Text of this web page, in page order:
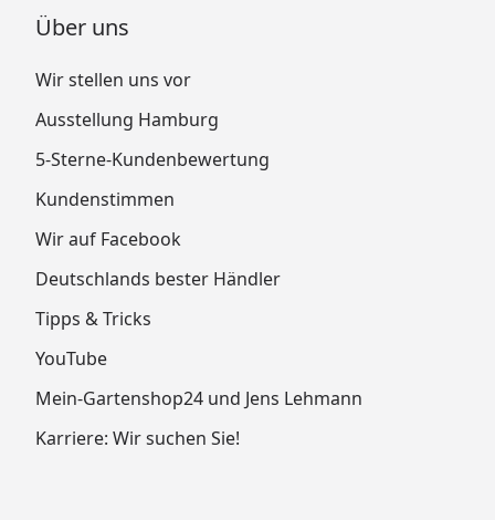
Über uns
Wir stellen uns vor
Ausstellung Hamburg
5-Sterne-Kundenbewertung
Kundenstimmen
Wir auf Facebook
Deutschlands bester Händler
Tipps & Tricks
YouTube
Mein-Gartenshop24 und Jens Lehmann
Karriere: Wir suchen Sie!